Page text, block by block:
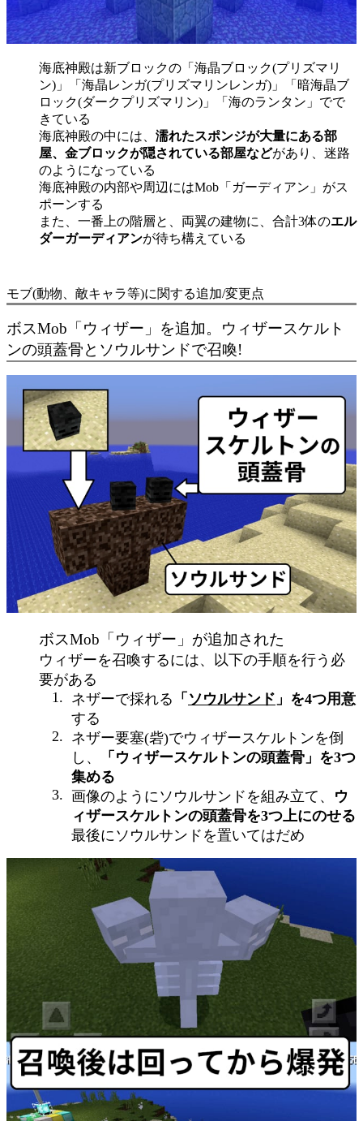
海底神殿は新ブロックの「海晶ブロック(プリズマリ
ン)」「海晶レンガ(プリズマリンレンガ)」「暗海晶ブ
ロック(ダークプリズマリン)」「海のランタン」でで
きている
海底神殿の中には、 濡れたスポンジが大量にある部
屋、金ブロックが隠されている部屋などがあり、迷路
のようになっている
海底神殿の内部や周辺にはMob「ガーディアン」がス
ポーンする
また、一番上の階層と、両翼の建物に、合計3体のエル
ダーガーディアンが待ち構えている
モブ(動物、敵キャラ等)に関する追加/変更点
ボスMob「ウィザー」を追加。ウィザースケルト
ンの頭蓋骨とソウルサンドで召喚!
ボスMob「ウィザー」が追加された
ウィザーを召喚するには、以下の手順を行う必
要がある
ネザーで採れる 「 ソウルサンド 」を4つ用意
する
ネザー要塞(砦)でウィザースケルトンを倒
し、
「ウィザースケルトンの頭蓋骨」を3つ
集める
画像のようにソウルサンドを組み立て、 ウ
ィザースケルトンの頭蓋骨を3つ上にのせる
最後にソウルサンドを置いてはだめ